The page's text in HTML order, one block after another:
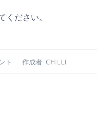
ださい。
ト 作成者: CHILLI